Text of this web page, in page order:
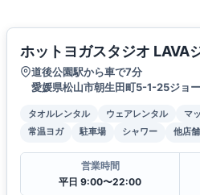
ホットヨガスタジオ LAVA
道後公園駅から車で7分
愛媛県松山市朝生田町5-1-25ジョ
タオルレンタル ウェアレンタル マ
常温ヨガ
駐車場 シャワー 他店
営業時間
平日 9:00〜22:00